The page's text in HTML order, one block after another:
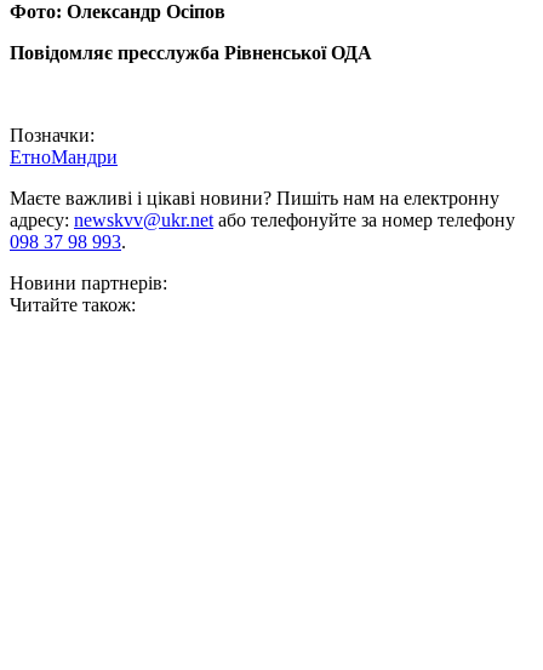
Фото: Олександр Осіпов
Повідомляє пресслужба Рівненської ОДА
Позначки:
ЕтноМандри
Маєте важливі і цікаві новини? Пишіть нам на електронну
адресу: newskvv@ukr.net або телефонуйте за номер телефону
098 37 98 993.
Новини партнерів:
Читайте також: